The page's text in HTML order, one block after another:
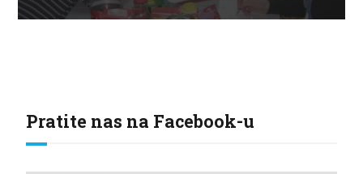
Pratite nas na Facebook-u